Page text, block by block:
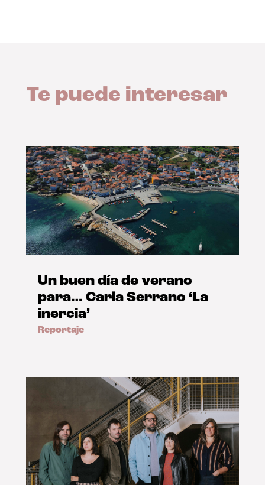
Te puede interesar
Un buen día de verano
para… Carla Serrano ‘La
inercia’
Reportaje